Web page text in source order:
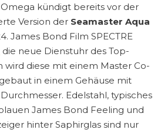
kündigt bereits vor der
Version der Seamaster Aqua
James Bond Film SPECTRE
die neue Dienstuhr des Top-
diese mit einem Master Co-
in einem Gehäuse mit
Edelstahl, typisches
James Bond Feeling und
hinter Saphirglas sind nur